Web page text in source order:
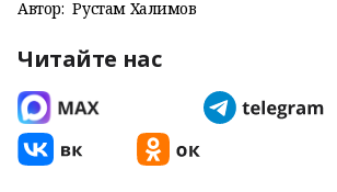
Автор: Рустам Халимов
Читайте нас